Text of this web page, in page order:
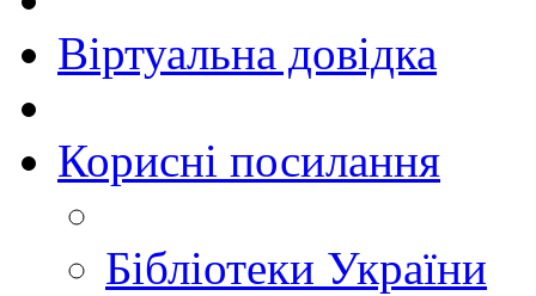
Віртуальна довідка
Корисні посилання
Бібліотеки України